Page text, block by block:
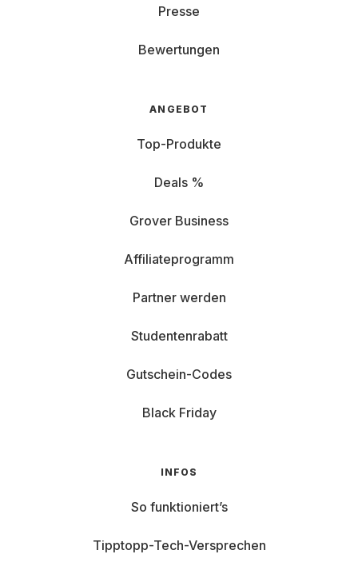
Presse
Bewertungen
ANGEBOT
Top-Produkte
Deals %
Grover Business
Affiliateprogramm
Partner werden
Studentenrabatt
Gutschein-Codes
Black Friday
INFOS
So funktioniert’s
Tipptopp-Tech-Versprechen